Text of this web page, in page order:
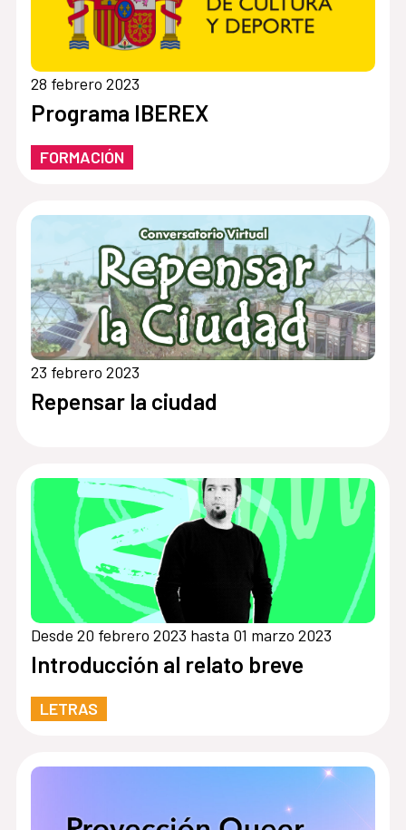
28 febrero 2023
Programa IBEREX
FORMACIÓN
23 febrero 2023
Repensar la ciudad
Desde 20 febrero 2023 hasta 01 marzo 2023
Introducción al relato breve
LETRAS